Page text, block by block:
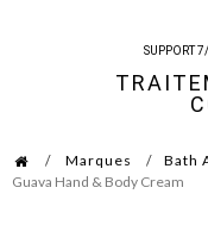
SUPPORT
Marques Bath
Guava Hand & Body Cream